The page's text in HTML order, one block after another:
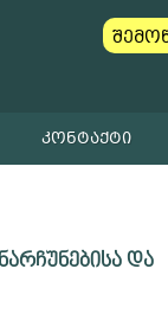
ᲙᲝᲜᲢᲐᲥᲢᲘ
და